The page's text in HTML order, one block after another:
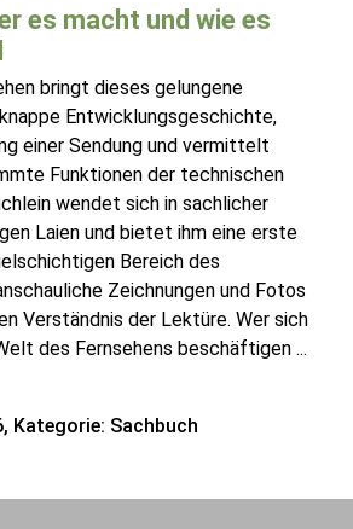
es macht und wie es
bringt dieses gelungene
Entwicklungsgeschichte,
einer Sendung und vermittelt
Funktionen der technischen
wendet sich in sachlicher
Laien und bietet ihm eine erste
Bereich des
Zeichnungen und Fotos
Verständnis der Lektüre. Wer sich
des Fernsehens beschäftigen ...
Kategorie: Sachbuch